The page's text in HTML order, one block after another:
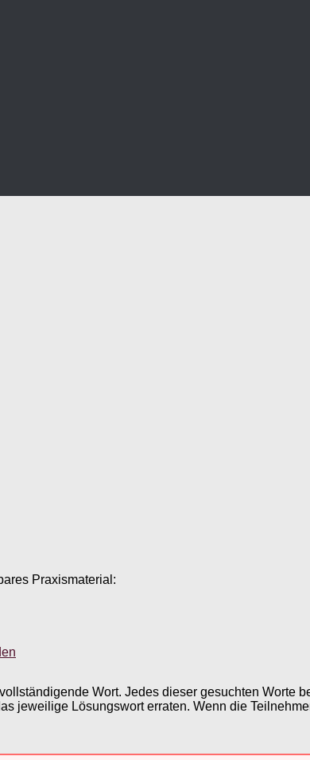
Praxismaterial:
Wort. Jedes dieser gesuchten Worte
jeweilige Lösungswort erraten. Wenn die